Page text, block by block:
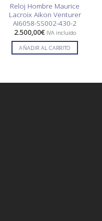
Reloj Hombre Maurice
Lacroix Aikon Venturer
AI6058-SS002-430-2
2.500,00€ IVA incluido
AÑADIR AL CARRITO